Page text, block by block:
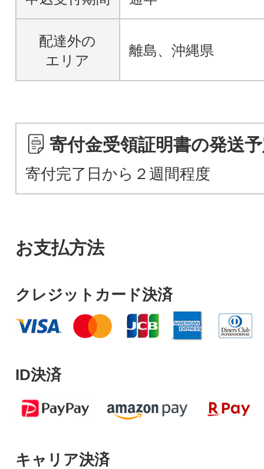
配達外の
エリア
離島、沖縄県
寄付金受領証明書の発送
寄付完了日から２週間程度
お支払方法
クレジットカード決済
ID決済
キャリア決済